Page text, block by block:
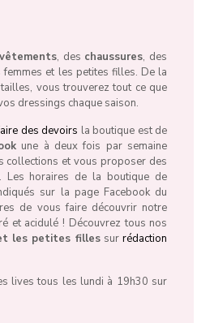
vêtements, des chaussures, des
et les petites filles. De la
vous trouverez tout ce que
dressings chaque saison.
des devoirs la boutique est de
une à deux fois par semaine
collections et vous proposer des
Les horaires de la boutique de
sur la page Facebook du
de vous faire découvrir notre
et acidulé ! Découvrez tous nos
les petites fillessurrédaction
lives tous les lundi à 19h30 sur